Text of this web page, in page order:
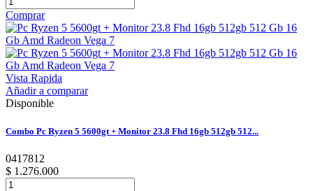
Comprar
Vista Rapida
Añadir a comparar
Disponible
Combo Pc Ryzen 5 5600gt + Monitor 23.8 Fhd 16gb 512gb 512...
0417812
$ 1.276.000